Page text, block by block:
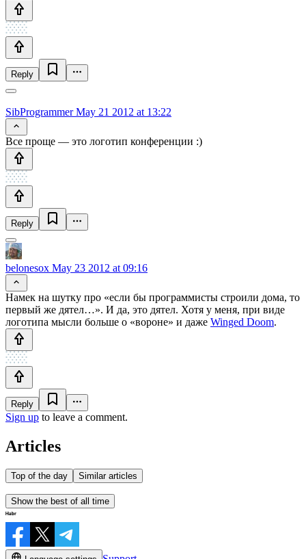
Reply
SibProgrammerMay 21 2012 at 13:22
Все проще — это логотип конференции :)
Reply
belonesox May 23 2012 at 09:16
Намек на шутку про «если бы программисты строили дома, то
первый же дятел…». И да, это дятел. Хотя у меня, при виде
логотипа мысли больше о «вороне» и даже Winged Doom.
Reply
Sign up to leave a comment.
Articles
Top of the day Similar articles
Show the best of all time